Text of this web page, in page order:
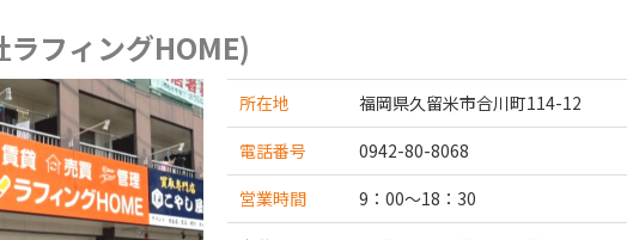
フィングHOME)
所在地
福岡県久留米市合川町114-12
電話番号
0942-80-8068
営業時間
9：00～18：30